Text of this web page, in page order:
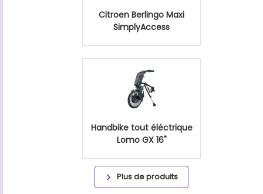
Citroen Berlingo Maxi
SimplyAccess
Handbike tout éléctrique
Lomo GX 16"
Plus de produits